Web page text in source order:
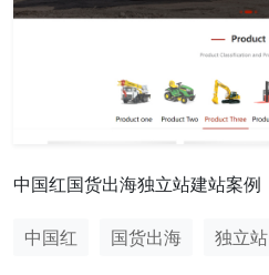
中国红国货出海独立站建站案例
中国红 国货出海 独立站